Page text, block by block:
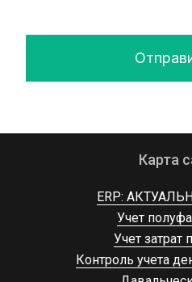
Карта
ERP:
Учет
Учет затрат
Контроль учета